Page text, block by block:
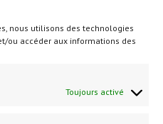
nous utilisons des technologies
ou accéder aux informations des
Toujours activé